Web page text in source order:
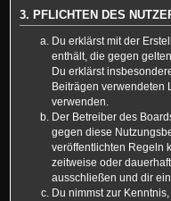
3. PFLICHTEN DES
Du erklärst mit der
enthält, die gegen
Du erklärst
Beiträgen verwendeten
verwenden.
Der Betreiber des
gegen diese
veröffentlichten Regeln
zeitweise oder
ausschließen und dir
Du nimmst zur